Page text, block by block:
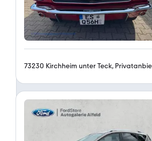
73230 Kirchheim unter Teck,